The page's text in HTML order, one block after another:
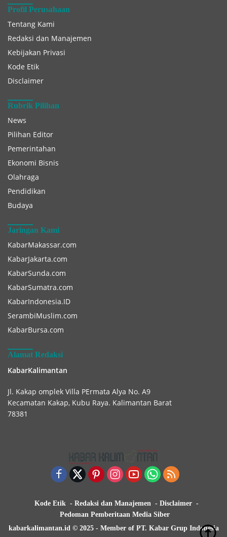
Profil Perusahaan
Tentang Kami
Redaksi dan Manajemen
Kebijakan Privasi
Kode Etik
Disclaimer
Rubrik Pilihan
News
Pilihan Editor
Pemerintahan
Ekonomi Bisnis
Olahraga
Pendidikan
Budaya
Jaringan Kami
KabarMakassar.com
KabarJakarta.com
KabarSunda.com
KabarSumatra.com
KabarIndonesia.ID
SerambiMuslim.com
KabarBursa.com
Alamat Redaksi
KabarKalimantan
Jl. Kakap omplek Villa PErmata Alya No. A9
Kecamatan Kakap, Kubu Raya. Kalimantan Barat
78381
Kode Etik Redaksi dan Manajemen
Disclaimer
Pedoman Pemberitaan Media Siber
kabarkalimantan.id © 2025 - Member of PT. Kabar Grup Indonesia